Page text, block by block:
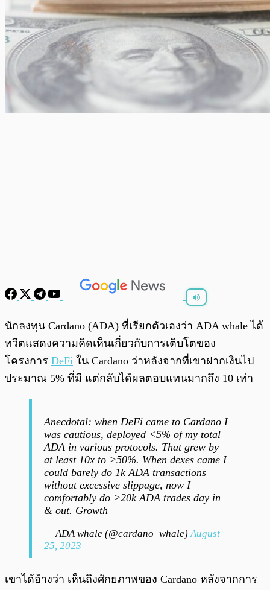
นักลงทุน Cardano (ADA) ที่เรียกตัวเองว่า ADA whale ได้
ทวีตแสดงความคิดเห็นเกี่ยวกับการเติบโตของ
โครงการ DeFi ใน Cardano ว่าหลังจากที่เขาฝากเงินไป
ประมาณ 5% ที่มี แต่กลับได้ผลตอบแทนมากถึง 10 เท่า
Anecdotal: when DeFi came to Cardano I
was cautious, deployed <5% of my total
ADA in various protocols. That grew by
at least 10x to >50%. When dexes came I
could barely do 1k ADA transactions
without excessive slippage, now I
comfortably do >20k ADA trades day in
& out. Growth
— ADA whale (@cardano_whale)August
25, 2023
เขาได้อ้างว่า เห็นถึงศักยภาพของ Cardano หลังจากการ